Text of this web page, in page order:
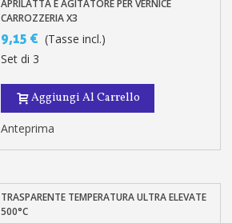
APRILATTA E AGITATORE PER VERNICE
CARROZZERIA X3
9,15 € (Tasse incl.)
Set di 3
Aggiungi Al Carrello
Anteprima
TRASPARENTE TEMPERATURA ULTRA ELEVATE
500°C